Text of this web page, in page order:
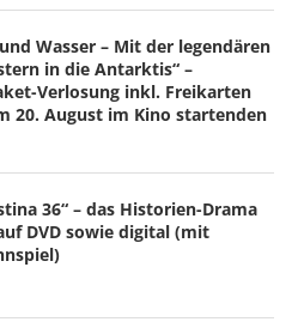
Wasser – Mit der legendären
in die Antarktis“ –
Verlosung inkl. Freikarten
20. August im Kino startenden
36“ – das Historien-Drama
DVD sowie digital (mit